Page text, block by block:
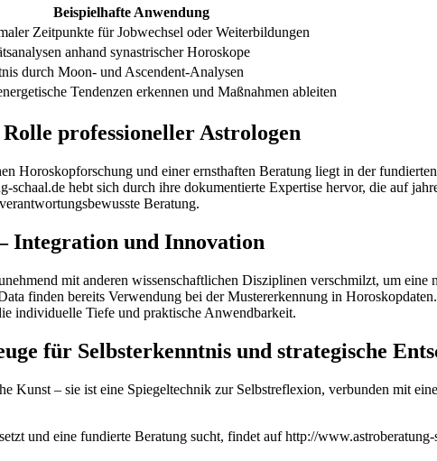
Beispielhafte Anwendung
Zeitpunkte für Jobwechsel oder Weiterbildungen
anhand synastrischer Horoskope
durch Moon- und Ascendent-Analysen
Tendenzen erkennen und Maßnahmen ableiten
professioneller Astrologen
Horoskopforschung und einer ernsthaften Beratung liegt in der
schaal.de hebt sich durch ihre dokumentierte Expertise hervor, die auf
Beratung.
Integration und Innovation
mit anderen wissenschaftlichen Disziplinen verschmilzt, um eine
finden bereits Verwendung bei der Mustererkennung in
individuelle Tiefe und praktische Anwendbarkeit.
für Selbsterkenntnis und strategische
Kunst – sie ist eine Spiegeltechnik zur Selbstreflexion, verbunden mit
und eine fundierte Beratung sucht, findet auf http://